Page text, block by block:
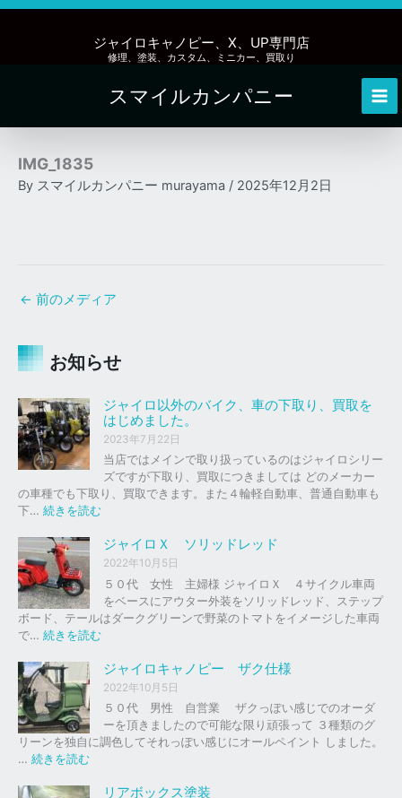
内
ッ
ジャイロキャノピー、X、UP専門店
修理、塗装、カスタム、ミニカー、買取り
スマイルカンパニー
IMG_1835
By スマイルカンパニー murayama / 2025年12月2日
← 前のメディア
お知らせ
ジャイロ以外のバイク、車の下取り、買取を
はじめました。
2023年7月22日
当店ではメインで取り扱っているのはジャイロシリー
ズですが下取り、買取につきましては どのメーカー
の車種でも下取り、買取できます。また４輪軽自動車、普通自動車も
下… 続きを読む
ャ
イ
ロ
以
外
の
イ
ク
車
下
ジャイロＸ ソリッドレッド
2022年10月5日
５０代 女性 主婦様 ジャイロＸ ４サイクル車両
をベースにアウター外装をソリッドレッド、ステップ
ボード、テールはダークグリーンで野菜のトマトをイメージした車両
で… 続きを読む
ャ
イ
ロ
ッ
ジャイロキャノピー ザク仕様
2022年10月5日
５０代 男性 自営業 ザクっぽい感じでのオーダ
ーを頂きましたので可能な限り頑張って ３種類のグ
リーンを独自に調色してそれっぽい感じにオールペイント しました。
… 続きを読む
リアボックス塗装